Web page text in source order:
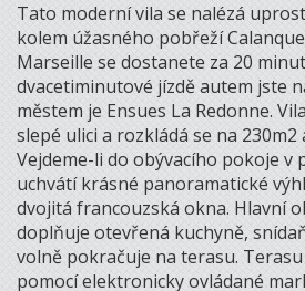
Tato moderní vila se nalézá
kolem úžasného pobřeží
Marseille se dostanete za 20
dvacetiminutové jízdě autem jste
městem je Ensues La Redonne.
slepé ulici a rozkládá se na
Vejdeme-li do obývacího pokoje v
uchvátí krásné panoramatické
dvojitá francouzská okna. Hlavní
doplňuje otevřená kuchyně,
volně pokračuje na terasu.
pomocí elektronicky ovládané